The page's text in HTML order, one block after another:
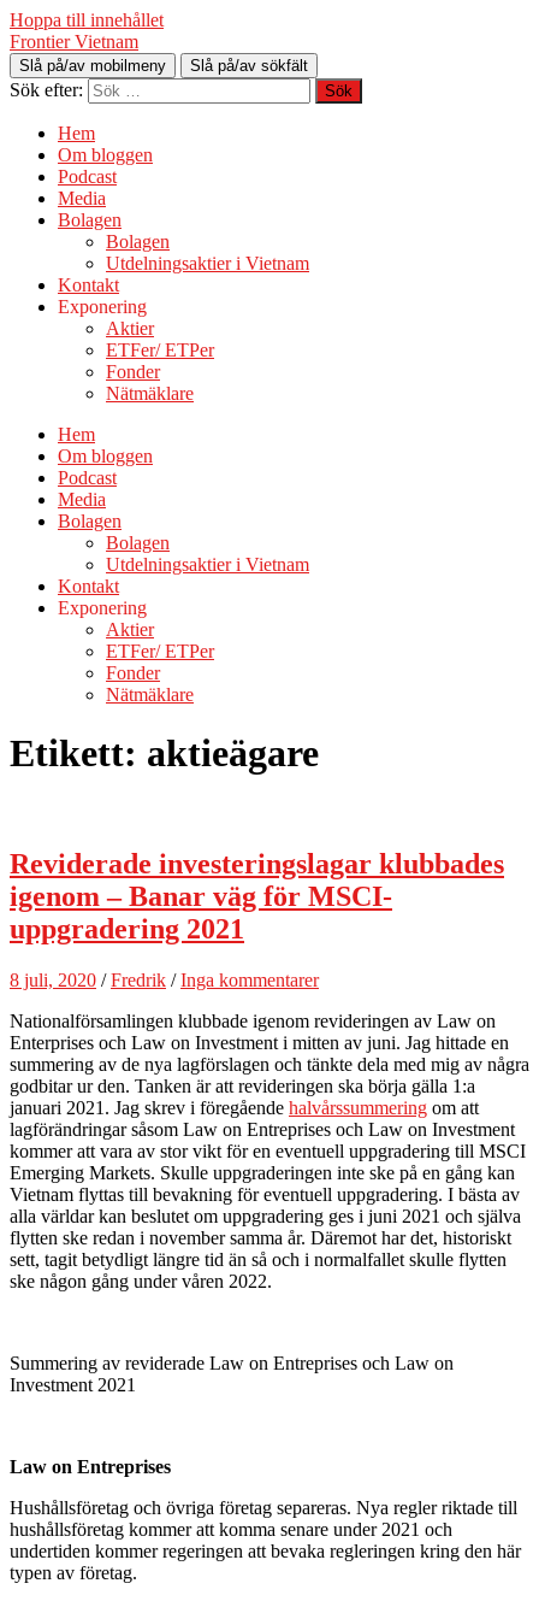
Hoppa till innehållet
Frontier Vietnam
Slå på/av mobilmeny Slå på/av sökfält
Sök efter:
Hem
Om bloggen
Podcast
Media
Bolagen
Bolagen
Utdelningsaktier i Vietnam
Kontakt
Exponering
Aktier
ETFer/ ETPer
Fonder
Nätmäklare
Hem
Om bloggen
Podcast
Media
Bolagen
Bolagen
Utdelningsaktier i Vietnam
Kontakt
Exponering
Aktier
ETFer/ ETPer
Fonder
Nätmäklare
Etikett: aktieägare
Reviderade investeringslagar klubbades
igenom – Banar väg för MSCI-
uppgradering 2021
8 juli, 2020 /Fredrik /Inga kommentarer
Nationalförsamlingen klubbade igenom revideringen av Law on
Enterprises och Law on Investment i mitten av juni. Jag hittade en
summering av de nya lagförslagen och tänkte dela med mig av några
godbitar ur den. Tanken är att revideringen ska börja gälla 1:a
januari 2021. Jag skrev i föregående halvårssummering om att
lagförändringar såsom Law on Entreprises och Law on Investment
kommer att vara av stor vikt för en eventuell uppgradering till MSCI
Emerging Markets. Skulle uppgraderingen inte ske på en gång kan
Vietnam flyttas till bevakning för eventuell uppgradering. I bästa av
alla världar kan beslutet om uppgradering ges i juni 2021 och själva
flytten ske redan i november samma år. Däremot har det, historiskt
sett, tagit betydligt längre tid än så och i normalfallet skulle flytten
ske någon gång under våren 2022.
Summering av reviderade Law on Entreprises och Law on
Investment 2021
Law on Entreprises
Hushållsföretag och övriga företag separeras. Nya regler riktade till
hushållsföretag kommer att komma senare under 2021 och
undertiden kommer regeringen att bevaka regleringen kring den här
typen av företag.